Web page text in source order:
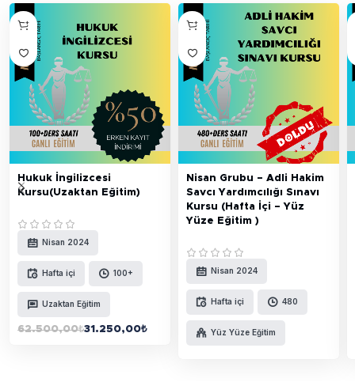
Hukuk İngilizcesi
Kursu(Uzaktan Eğitim)
Nisan 2024
Hafta içi 100+
Uzaktan Eğitim
62.500,00₺31.250,00₺
Nisan Grubu – Adli Hakim
Savcı Yardımcılığı Sınavı
Kursu (Hafta İçi – Yüz
Yüze Eğitim )
Nisan 2024
Hafta içi 480
Yüz Yüze Eğitim